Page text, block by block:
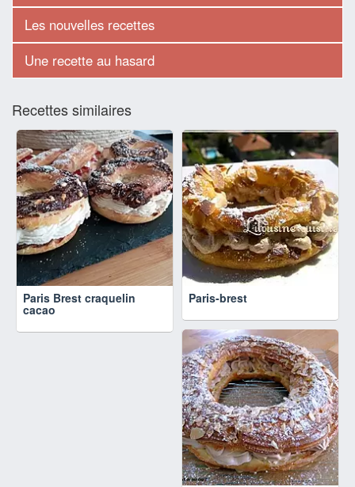
Les nouvelles recettes
Une recette au hasard
Recettes similaires
Paris Brest craquelin
cacao
Paris-brest